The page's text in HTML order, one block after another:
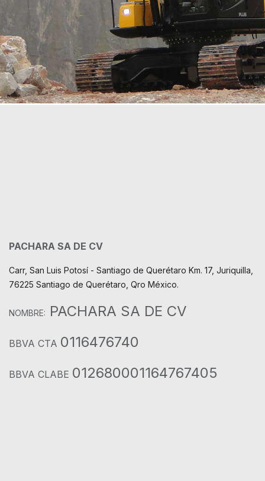
PACHARA SA DE CV
Carr, San Luis Potosí - Santiago de Querétaro Km. 17, Juriquilla,
76225 Santiago de Querétaro, Qro México.
NOMBRE: PACHARA SA DE CV
BBVA CTA 0116476740
BBVA CLABE 012680001164767405